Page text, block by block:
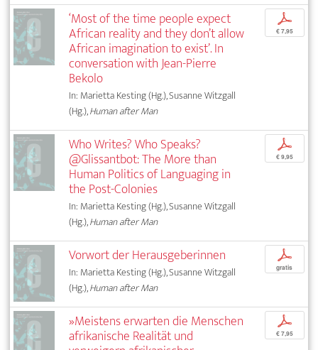
‘Most of the time people expect
African reality and they don’t allow
African imagination to exist’. In
conversation with Jean-Pierre
Bekolo
In: Marietta Kesting (Hg.), Susanne Witzgall
(Hg.),Human after Man
p
€ 7,95
Who Writes? Who Speaks?
@Glissantbot: The More than
Human Politics of Languaging in
the Post-Colonies
In: Marietta Kesting (Hg.), Susanne Witzgall
(Hg.),Human after Man
p
€ 9,95
Vorwort der Herausgeberinnen
In: Marietta Kesting (Hg.), Susanne Witzgall
(Hg.),Human after Man
p
gratis
»Meistens erwarten die Menschen
afrikanische Realität und
p
€ 7,95